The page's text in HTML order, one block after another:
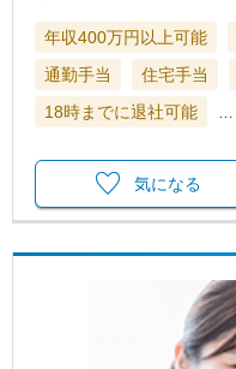
年収400万円以上可能
通勤手当
住宅手当
18時までに退社可能
気になる